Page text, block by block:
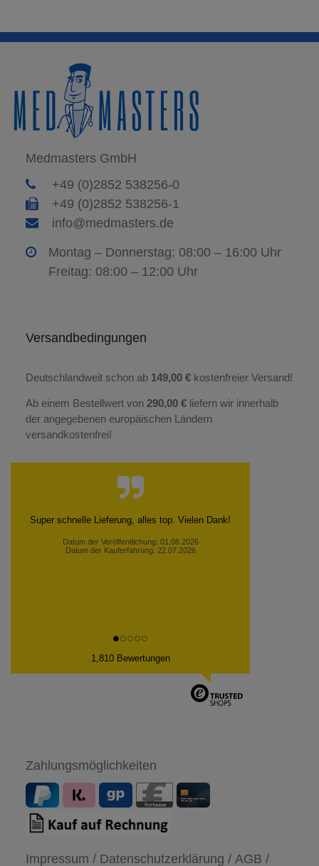
Medmasters GmbH
+49 (0)2852 538256-0
+49 (0)2852 538256-1
info@medmasters.de
Montag – Donnerstag: 08:00 – 16:00 Uhr
Freitag: 08:00 – 12:00 Uhr
Versandbedingungen
Deutschlandweit schon ab 149,00 € kostenfreier Versand!
Ab einem Bestellwert von 290,00 € liefern wir innerhalb
der angegebenen europäischen Ländern
versandkostenfrei!
Super schnelle Lieferung, alles top. Vielen Dank!
Datum der Veröffentlichung: 01.08.2026
Datum der Kauferfahrung: 22.07.2026
1,810 Bewertungen
Zahlungsmöglichkeiten
Impressum / Datenschutzerklärung / AGB /